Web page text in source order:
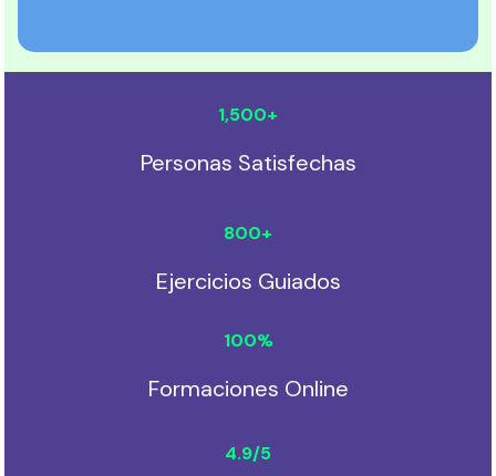
Personas Satisfechas
1,500+
Ejercicios Guiados
800+
Formaciones Online
100%
4.9/5